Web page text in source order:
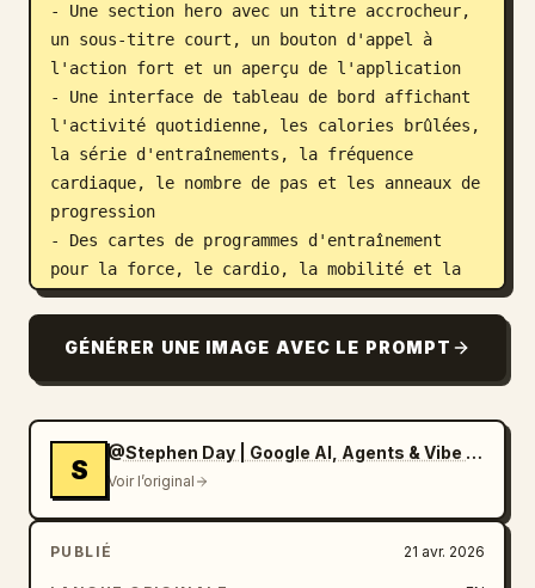
- Une section hero avec un titre accrocheur,
un sous-titre court, un bouton d'appel à
l'action fort et un aperçu de l'application
- Une interface de tableau de bord affichant
l'activité quotidienne, les calories brûlées,
la série d'entraînements, la fréquence
cardiaque, le nombre de pas et les anneaux de
progression
- Des cartes de programmes d'entraînement
pour la force, le cardio, la mobilité et la
récupération
répartition des macros et consommation d'eau
- Des graphiques de progression et des
- Une section entraîneur/communauté avec des
cartes de profil et des témoignages
- Une section tarifaire et un appel à
l'action pour le téléchargement sur les
stores
GÉNÉRER UNE IMAGE AVEC LE PROMPT
S
@Stephen Day | Google AI, Agents & Vibe Coding
Voir l’original
PUBLIÉ 21 avr. 2026